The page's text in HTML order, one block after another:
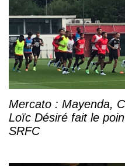
Mercato : Mayenda,
Loïc Désiré fait le
SRFC